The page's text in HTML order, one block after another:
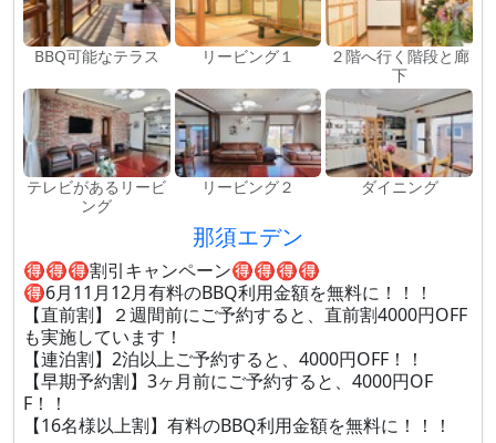
BBQ可能なテラス リービング１
２階へ行く階段と廊
下
テレビがあるリービ
ング
リービング２ ダイニング
那須エデン
🉐🉐🉐割引キャンペーン🉐🉐🉐🉐
🉐6月11月12月有料のBBQ利用金額を無料に！！！
【直前割】２週間前にご予約すると、直前割4000円OFF
も実施しています！
【連泊割】2泊以上ご予約すると、4000円OFF！！
【早期予約割】3ヶ月前にご予約すると、4000円OF
F！！
【16名様以上割】有料のBBQ利用金額を無料に！！！